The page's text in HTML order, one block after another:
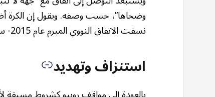
وضحاها”، حسب وصفه. ويقول إن الكرة
نسفت الاتفاق النووي المبرم عام 2015- ستتحمل مسؤولية فشل المفاوضات المتعثرة حاليا.
استنزاف وتهديد